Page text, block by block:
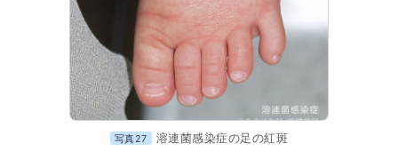
写真27 溶連菌感染症の足の紅斑